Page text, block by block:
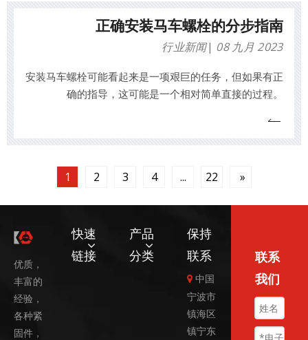
正确安装马车螺栓的分步指南
行业新闻 08 九月 2023
安装马车螺栓可能看起来是一项艰巨的任务，但如果有正
确的指导，这可能是一个相对简单直接的过程。
1 2 3 4 ... 22 »
优质，
丰富的
经验，
各种紧
固件，
快速
链接
产品
分类
保持
联系
 中国
宁波市
镇海区
镇宁东
联系
我们